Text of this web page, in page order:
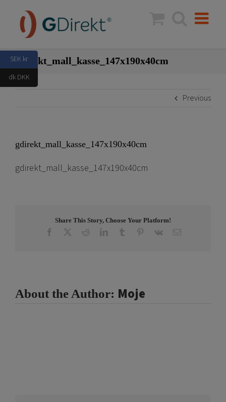
content
gdirekt_mall_kasse_147x190x40cm
Previous
gdirekt_mall_kasse_147x190x40cm
gdirekt_mall_kasse_147x190x40cm
Share This Story, Choose Your Platform!
Facebook RedditLinkedInTumblr Pinterest
Vk Email
About the Author: Moje
SEK kr
dk DKK